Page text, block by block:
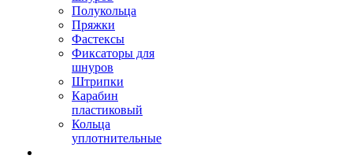
Полукольца
Пряжки
Фастексы
Фиксаторы для
шнуров
Штрипки
Карабин
пластиковый
Кольца
уплотнительные